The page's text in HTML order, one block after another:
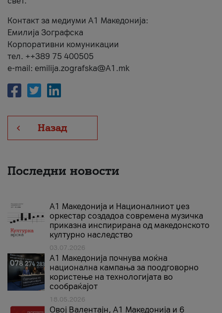
Контакт за медиуми А1 Македонија:
Емилија Зографска
Корпоративни комуникации
тел. ++389 75 400505
e-mail: emilija.zografska@A1.mk
Назад
Последни новости
А1 Македонија и Националниот џез
оркестар создадоа современа музичка
приказна инспирирана од македонското
културно наследство
03.07.2026
A1 Македонија почнува моќна
национална кампања за поодговорно
користење на технологијата во
сообраќајот
18.05.2026
Овој Валентајн, A1 Македонија и 6